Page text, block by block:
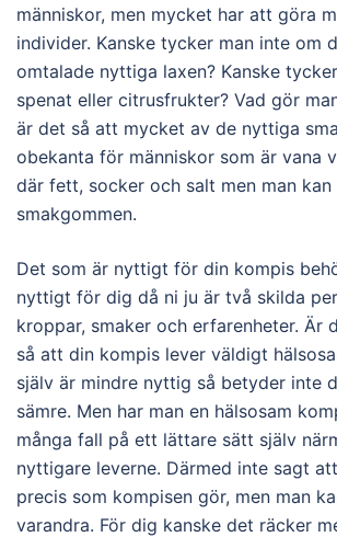
människor, men mycket har att göra
individer. Kanske tycker man inte om
omtalade nyttiga laxen? Kanske
spenat eller citrusfrukter? Vad gör
är det så att mycket av de nyttiga
obekanta för människor som är vana
där fett, socker och salt men man
smakgommen.
Det som är nyttigt för din kompis
nyttigt för dig då ni ju är två skilda
kroppar, smaker och erfarenheter. Är
så att din kompis lever väldigt
själv är mindre nyttig så betyder inte
sämre. Men har man en hälsosam
många fall på ett lättare sätt själv
nyttigare leverne. Därmed inte sagt
precis som kompisen gör, men man
varandra. För dig kanske det räcker